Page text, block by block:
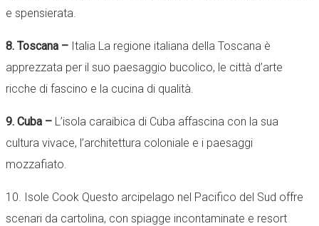
e spensierata.
8. Toscana – Italia La regione italiana della Toscana è
apprezzata per il suo paesaggio bucolico, le città d’arte
ricche di fascino e la cucina di qualità.
9. Cuba – L’isola caraibica di Cuba affascina con la sua
cultura vivace, l’architettura coloniale e i paesaggi
mozzafiato.
10. Isole Cook Questo arcipelago nel Pacifico del Sud offre
scenari da cartolina, con spiagge incontaminate e resort